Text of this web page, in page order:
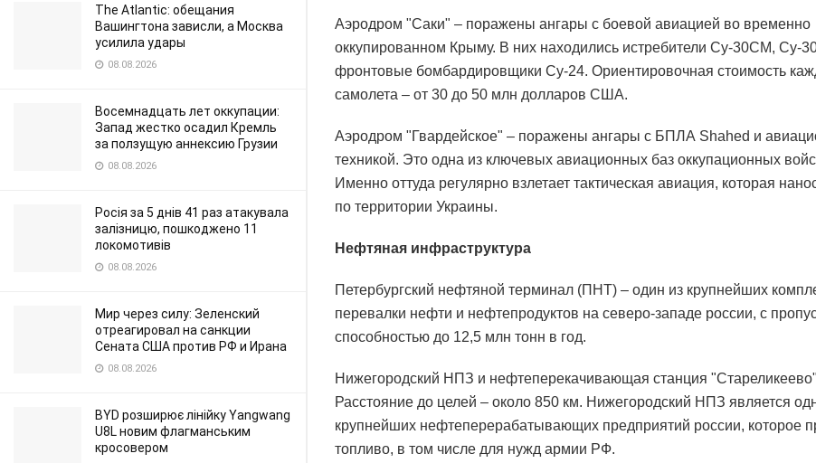
The Atlantic: обещания
Вашингтона зависли, а Москва
усилила удары
08.08.2026
Восемнадцать лет оккупации:
Запад жестко осадил Кремль
за ползущую аннексию Грузии
08.08.2026
Росія за 5 днів 41 раз атакувала
залізницю, пошкоджено 11
локомотивів
08.08.2026
Мир через силу: Зеленский
отреагировал на санкции
Сената США против РФ и Ирана
08.08.2026
BYD розширює лінійку Yangwang
U8L новим флагманським
кросовером
Аэродром "Саки" – поражены ангары с боевой авиацией во временно
оккупированном Крыму. В них находились истребители Су-30СМ, Су-
фронтовые бомбардировщики Су-24. Ориентировочная стоимость
самолета – от 30 до 50 млн долларов США.
Аэродром "Гвардейское" – поражены ангары с БПЛА Shahed и
техникой. Это одна из ключевых авиационных баз оккупационных
Именно оттуда регулярно взлетает тактическая авиация, которая
по территории Украины.
Нефтяная инфраструктура
Петербургский нефтяной терминал (ПНТ) – один из крупнейших
перевалки нефти и нефтепродуктов на северо-западе россии, с
способностью до 12,5 млн тонн в год.
Нижегородский НПЗ и нефтеперекачивающая станция
Расстояние до целей – около 850 км. Нижегородский НПЗ является
крупнейших нефтеперерабатывающих предприятий россии, которое
топливо, в том числе для нужд армии РФ.